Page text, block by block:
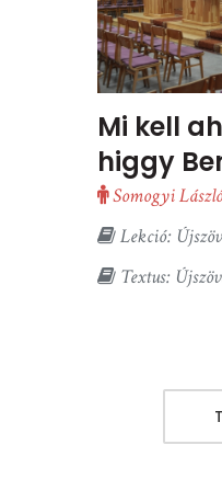
Mi kell
higgy
Somogyi
Lekció:
Textus: